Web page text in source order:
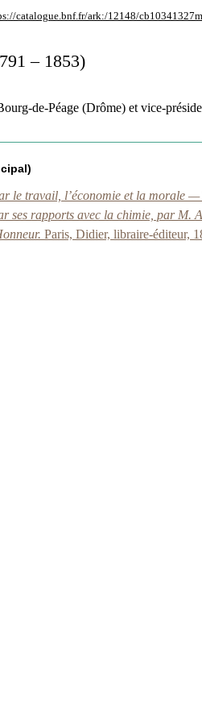
catalogue.bnf.fr/ark:/12148/cb10341327m
– 1853)
de-Péage (Drôme) et vice-
le travail, l’économie et la morale —
ses rapports avec la chimie, par M.
Paris, Didier, libraire-éditeur,